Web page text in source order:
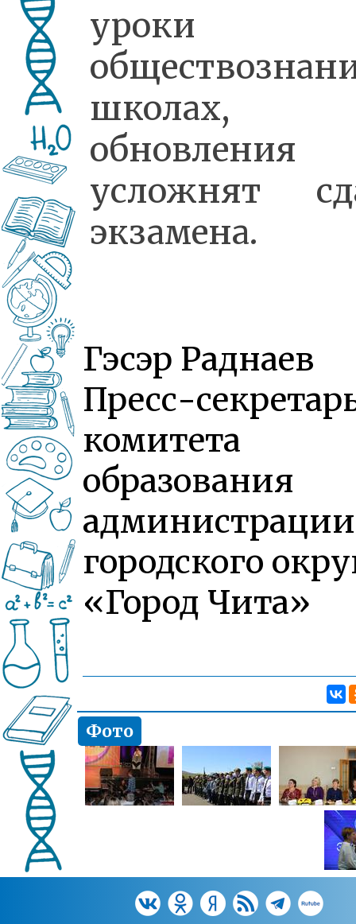
уроки
усложнят
экзамена.
Гэсэр Раднаев
Пресс-
комитета
образования
администрации
городского
«Город Чита»
Фото